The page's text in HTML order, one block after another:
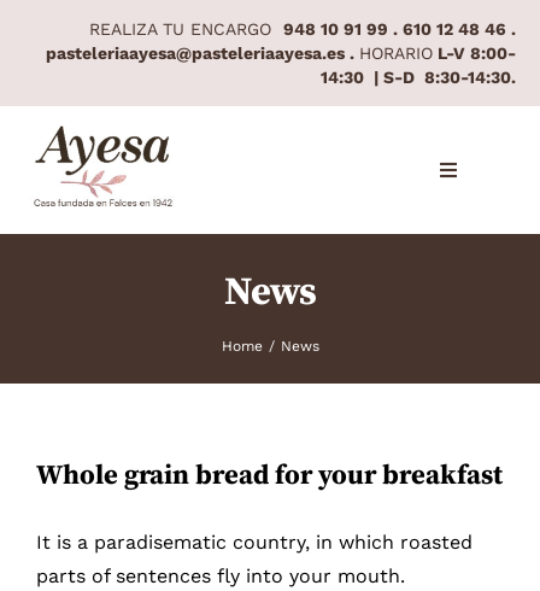
REALIZA TU ENCARGO948 10 91 99 . 610 12 48 46 .
pasteleriaayesa@pasteleriaayesa.es . HORARIO L-V 8:00-
14:30 | S-D 8:30-14:30.
Toggle
CONTACTO
CÓMO LLEGAR
News
Home / News
Whole grain bread for your breakfast
It is a paradisematic country, in which roasted
parts of sentences fly into your mouth.